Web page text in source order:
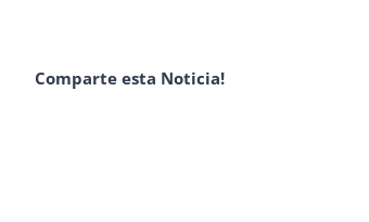
Comparte esta Noticia!